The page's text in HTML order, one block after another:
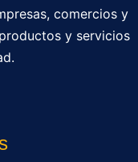
comercios y
y servicios